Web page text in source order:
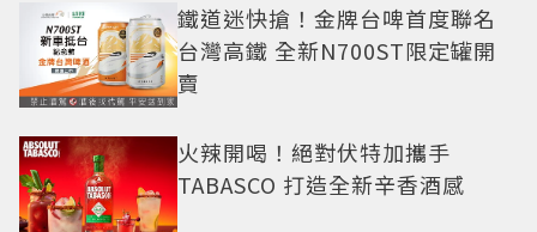
鐵道迷快搶！金牌台啤首度聯名
台灣高鐵 全新N700ST限定罐開
賣
火辣開喝！絕對伏特加攜手
TABASCO 打造全新辛香酒感